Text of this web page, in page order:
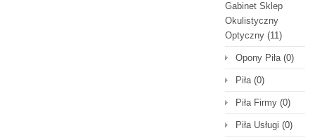
Gabinet Sklep
Okulistyczny
Optyczny (11)
Opony Piła(0)
Piła(0)
Piła Firmy (0)
Piła Usługi (0)